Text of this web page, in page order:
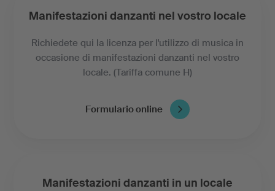
Manifestazioni danzanti nel vostro locale
Richiedete qui la licenza per l'utilizzo di musica in
occasione di manifestazioni danzanti nel vostro
locale. (Tariffa comune H)
Formulario online
Manifestazioni danzanti in un locale